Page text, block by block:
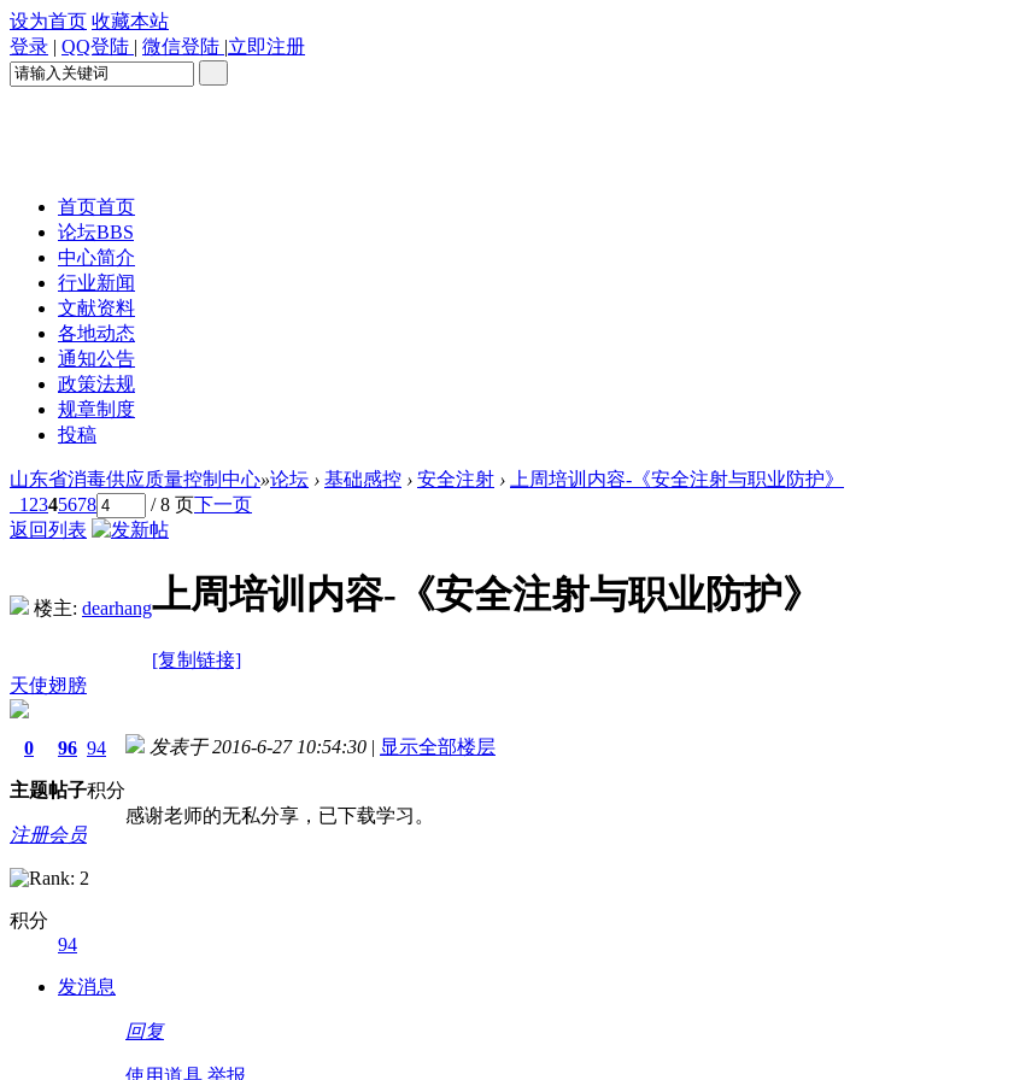
设为首页 收藏本站
登录 | QQ登陆 | 微信登陆 |立即注册
首页首页
论坛BBS
中心简介
行业新闻
文献资料
各地动态
通知公告
政策法规
规章制度
投稿
山东省消毒供应质量控制中心»论坛 › 基础感控 › 安全注射 ›
上周培训内容-《安全注射与职业防护》
1 2345678 / 8 页下一页
返回列表
楼主: dearhang上周培训内容-《安全注射与职业防护》
[复制链接]
天使翅膀
0
主题
96
帖子
94
积分
注册会员
积分
94
发消息
发表于 2016-6-27 10:54:30 | 显示全部楼层
感谢老师的无私分享，已下载学习。
回复
使用道具 举报